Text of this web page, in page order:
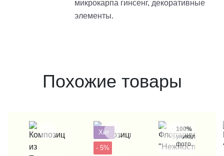
микрокарпа гинсенг, декоративные
элементы.
Похожие товары
Хит
- 5%
100%
уникальные
фото